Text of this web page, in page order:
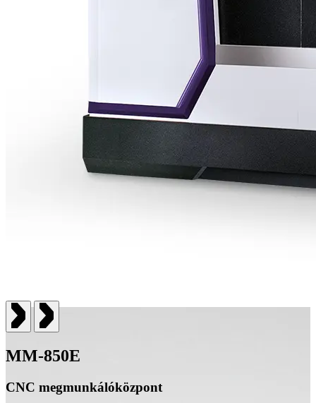
MM-850E
CNC megmunkálóközpont